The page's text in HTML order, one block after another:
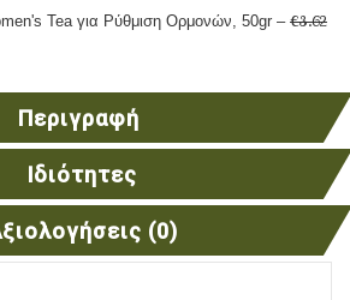
Tea για Ρύθμιση Ορμονών, 50gr – €3.62
Περιγραφή
Ιδιότητες
(0)